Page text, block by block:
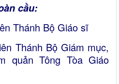
cầu:
Thánh Bộ Giáo sĩ
Thánh Bộ Giám mục,
quản Tông Tòa Giáo